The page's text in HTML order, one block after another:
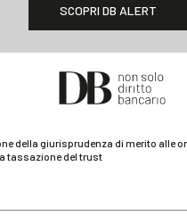
SCOPRI DB ALERT
della giurisprudenza di merito alle
tassazione del trust